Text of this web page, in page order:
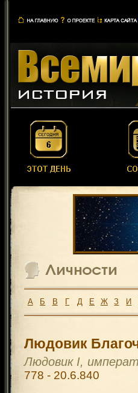
А Б В Г Д Е Ж З И
Людовик
Людовик I,
778 - 20.6.840